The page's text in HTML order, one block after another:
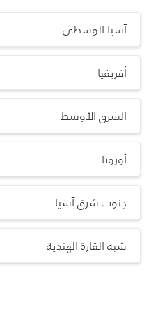
آسيا الوسطى
أفريقيا
الشرق الأوسط
أوروبا
جنوب شرق آسيا
شبه القارة الهندية